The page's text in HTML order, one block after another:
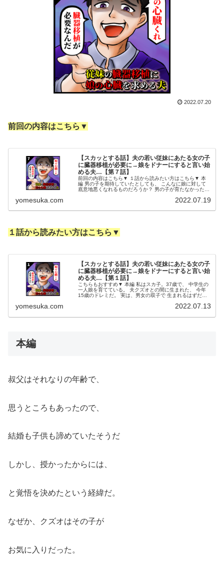
2022.07.20
前回の内容はこちら▼
【スカッとする話】夫の若い従妹にあたる女の子
に臓器移植が必要に→娘をドナーにすると言い始
める夫…【第７話】
前回の内容はこちら▼ １話から読みたい方はこちら▼ 本
編 男の子を期待していたとしても、 こんなに娘に対して
底意地悪くなれるものだろうか？ 男の子が育たなかったの
yomesuka.com 2022.07.19
１話から読みたい方はこちら▼
【スカッとする話】夫の若い従妹にあたる女の子
に臓器移植が必要に→娘をドナーにすると言い始
める夫…【第１話】
こちらもおすすめ▼ 本編 私はスカ子。37歳で、 中学生の
一人娘を育てている。 夫クズオとの間に生まれた、 今年
15歳のドレミだ。 実は、男女の双子で 生まれるはずだっ
yomesuka.com 2022.07.13
本編
叔父はそれなりの年齢で、
思うところもあったので、
結婚も子供も諦めていたそうだ
しかし、授かったからには、
と覚悟を決めたという経緯だ。
なぜか、クズオはその子が
お気に入りだった。